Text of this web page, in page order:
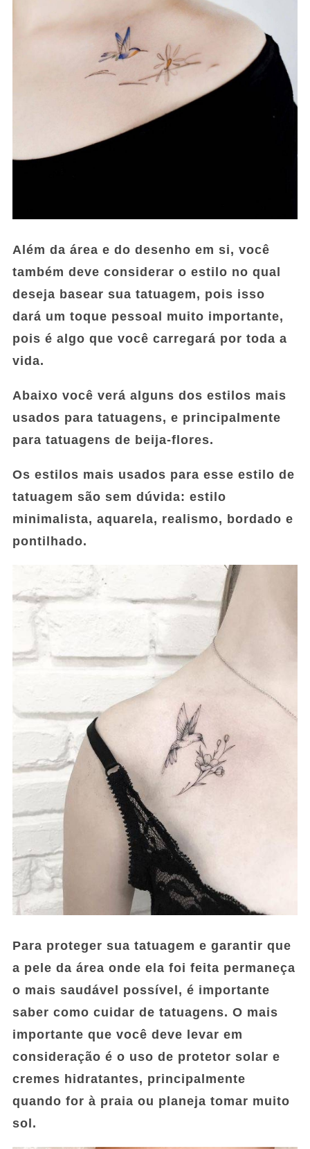
Além da área e do desenho em si, você
também deve considerar o estilo no qual
deseja basear sua tatuagem, pois isso
dará um toque pessoal muito importante,
pois é algo que você carregará por toda a
vida.
Abaixo você verá alguns dos estilos mais
usados ​​para tatuagens, e principalmente
para tatuagens de beija-flores.
Os estilos mais usados ​​para esse estilo de
tatuagem são sem dúvida: estilo
minimalista, aquarela, realismo, bordado e
pontilhado.
Para proteger sua tatuagem e garantir que
a pele da área onde ela foi feita permaneça
o mais saudável possível, é importante
saber como cuidar de tatuagens. O mais
importante que você deve levar em
consideração é o uso de protetor solar e
cremes hidratantes, principalmente
quando for à praia ou planeja tomar muito
sol.